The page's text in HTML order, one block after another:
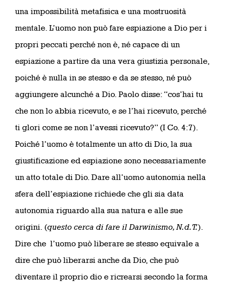
una impossibilità metafisica e una mostruosità
mentale. L’uomo non può fare espiazione a Dio per i
propri peccati perché non è, né capace di un
espiazione a partire da una vera giustizia personale,
poiché è nulla in se stesso e da se stesso, né può
aggiungere alcunché a Dio. Paolo disse: “cos’hai tu
che non lo abbia ricevuto, e se l’hai ricevuto, perché
ti glori come se non l’avessi ricevuto?” (I Co. 4:7).
Poiché l’uomo è totalmente un atto di Dio, la sua
giustificazione ed espiazione sono necessariamente
un atto totale di Dio. Dare all’uomo autonomia nella
sfera dell’espiazione richiede che gli sia data
autonomia riguardo alla sua natura e alle sue
origini. (questo cerca di fare il Darwinismo, N.d.T.).
Dire che l’uomo può liberare se stesso equivale a
dire che può liberarsi anche da Dio, che può
diventare il proprio dio e ricrearsi secondo la forma